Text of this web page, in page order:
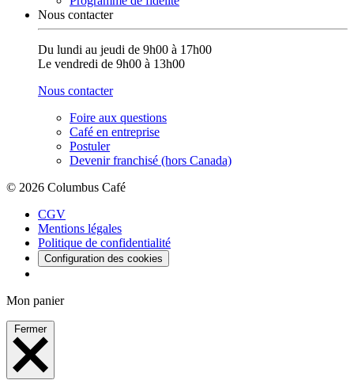
Nous contacter
Du lundi au jeudi de 9h00 à 17h00
Le vendredi de 9h00 à 13h00
Nous contacter
Foire aux questions
Café en entreprise
Postuler
Devenir franchisé (hors Canada)
© 2026 Columbus Café
CGV
Mentions légales
Politique de confidentialité
Configuration des cookies
Mon panier
Fermer